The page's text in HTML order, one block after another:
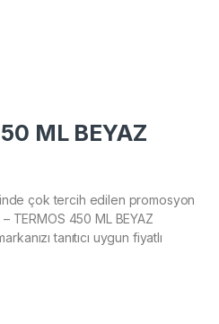
ML BEYAZ
çok tercih edilen promosyon
TERMOS 450 ML BEYAZ
tanıtıcı uygun fiyatlı